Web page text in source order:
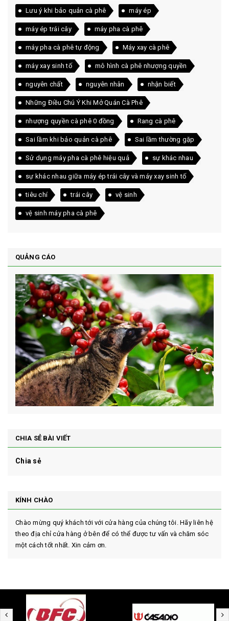
Lưu ý khi bảo quản cà phê máy ép
máy ép trái cây máy pha cà phê
máy pha cà phê tự động Máy xay cà phê
máy xay sinh tố mô hình cà phê nhượng quyền
nguyên chất nguyên nhân nhận biết
Những Điều Chú Ý Khi Mở Quán Cà Phê
nhượng quyền cà phê 0 đồng Rang cà phê
Sai lầm khi bảo quản cà phê Sai lầm thường gặp
Sử dụng máy pha cà phê hiệu quả sự khác nhau
sự khác nhau giữa máy ép trái cây và máy xay sinh tố
tiêu chí trái cây vệ sinh
vệ sinh máy pha cà phê
QUẢNG CÁO
CHIA SẺ BÀI VIẾT
Chia sẻ
KÍNH CHÀO
Chào mừng quý khách tới với cửa hàng của chúng tôi. Hãy liên hệ
theo địa chỉ cửa hàng ở bên để có thể được tư vấn và chăm sóc
một cách tốt nhất. Xin cảm ơn.